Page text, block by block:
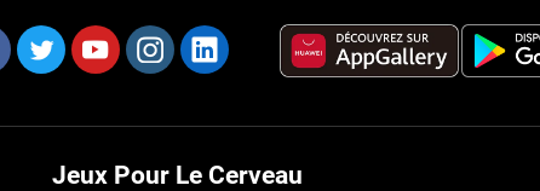
Jeux Pour Le Cerveau